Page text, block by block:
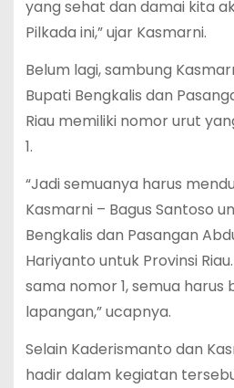
yang sehat dan damai kita
Pilkada ini,” ujar Kasmarni.
Belum lagi, sambung
Bupati Bengkalis dan
Riau memiliki nomor urut
1.
“Jadi semuanya harus
Kasmarni – Bagus Santoso
Bengkalis dan Pasangan
Hariyanto untuk Provinsi
sama nomor 1, semua harus
lapangan,” ucapnya.
Selain Kaderismanto dan
hadir dalam kegiatan